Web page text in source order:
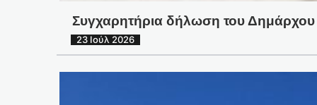
Συγχαρητήρια δήλωση του
23 Ιούλ 2026